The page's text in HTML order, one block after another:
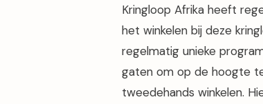
Kringloop Afrika heeft
het winkelen bij deze
regelmatig unieke
gaten om op de hoogte
tweedehands winkelen.